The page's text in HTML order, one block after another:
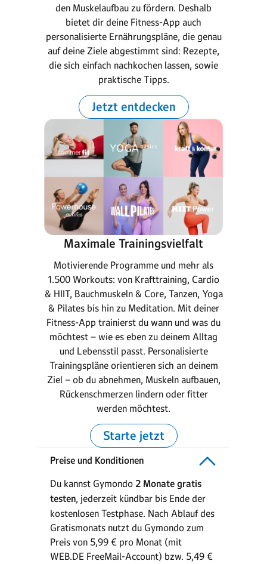
den Muskelaufbau zu fördern. Deshalb
bietet dir deine Fitness-App auch
personalisierte Ernährungspläne, die genau
auf deine Ziele abgestimmt sind: Rezepte,
die sich einfach nachkochen lassen, sowie
praktische Tipps.
Jetzt entdecken
Maximale Trainingsvielfalt
Motivierende Programme und mehr als
1.500 Workouts: von Krafttraining, Cardio
& HIIT, Bauchmuskeln & Core, Tanzen, Yoga
& Pilates bis hin zu Meditation. Mit deiner
Fitness-App trainierst du wann und was du
möchtest – wie es eben zu deinem Alltag
und Lebensstil passt. Personalisierte
Trainingspläne orientieren sich an deinem
Ziel – ob du abnehmen, Muskeln aufbauen,
Rückenschmerzen lindern oder fitter
werden möchtest.
Starte jetzt
Preise und Konditionen
Du kannst Gymondo 2 Monate gratis
testen, jederzeit kündbar bis Ende der
kostenlosen Testphase. Nach Ablauf des
Gratismonats nutzt du Gymondo zum
Preis von 5,99 € pro Monat (mit
WEB.DE FreeMail-Account) bzw. 5,49 €